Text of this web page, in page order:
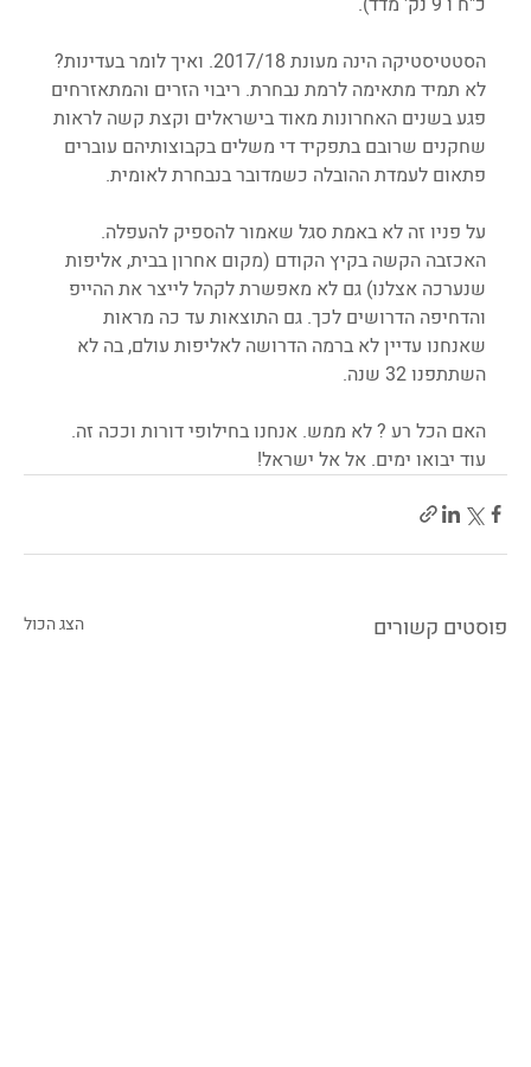
הסטטיסטיקה הינה מעונת 2017/18. ואיך לומר בעדינות?
לא תמיד מתאימה לרמת נבחרת. ריבוי הזרים והמתאזרחים
פגע בשנים האחרונות מאוד בישראלים וקצת קשה לראות
שחקנים שרובם בתפקיד די משלים בקבוצותיהם עוברים
פתאום לעמדת ההובלה כשמדובר בנבחרת לאומית.
על פניו זה לא באמת סגל שאמור להספיק להעפלה.
האכזבה הקשה בקיץ הקודם (מקום אחרון בבית, אליפות
שנערכה אצלנו) גם לא מאפשרת לקהל לייצר את ההייפ
והדחיפה הדרושים לכך. גם התוצאות עד כה מראות
שאנחנו עדיין לא ברמה הדרושה לאליפות עולם, בה לא
השתתפנו 32 שנה.
האם הכל רע ? לא ממש. אנחנו בחילופי דורות וככה זה.
עוד יבואו ימים. אל אל ישראל!
פוסטים קשורים הצג הכול